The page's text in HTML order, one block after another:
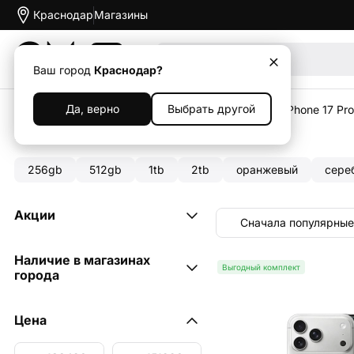
Краснодар
Ваш город Краснодар?
Да, верно Выбрать другой
Магазины
Каталог Смартфоны Apple iPhone iPhone 17
iPhone 17 Pro Max 1tb
256gb 512gb 1tb 2tb оранжевый
Акции
Наличие в магазинах
города
Цена
Сначала популярные
Выгодный комплект